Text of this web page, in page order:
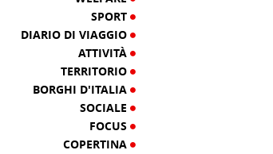
SPORT
DIARIO DI VIAGGIO
ATTIVITÀ
TERRITORIO
BORGHI D'ITALIA
SOCIALE
FOCUS
COPERTINA